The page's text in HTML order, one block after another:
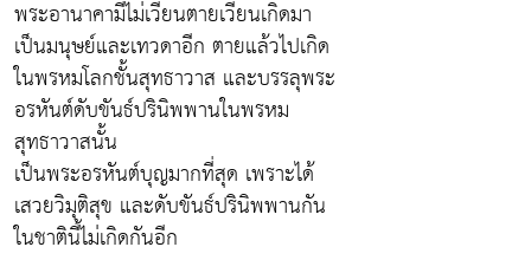
พระอานาคามีไม่เวียนตายเวียนเกิดมา
เป็นมนุษย์และเทวดาอีก ตายแล้วไปเกิด
ในพรหมโลกชั้นสุทธาวาส และบรรลุพระ
อรหันต์ดับขันธ์ปรินิพพานในพรหม
สุทธาวาสนั้น
เป็นพระอรหันต์บุญมากที่สุด เพราะได้
เสวยวิมุติสุข และดับขันธ์ปรินิพพานกัน
ในชาตินี้ไม่เกิดกันอีก